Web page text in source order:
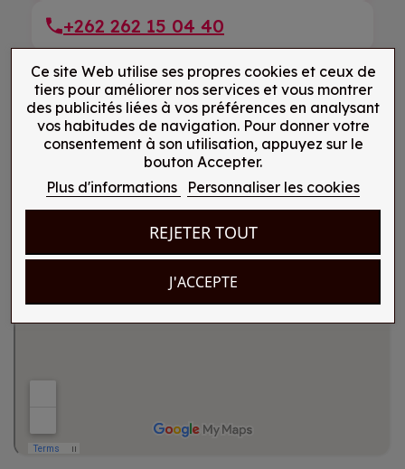
+262 262 15 04 40
Ce site Web utilise ses propres cookies et ceux de
tiers pour améliorer nos services et vous montrer
des publicités liées à vos préférences en analysant
vos habitudes de navigation. Pour donner votre
consentement à son utilisation, appuyez sur le
bouton Accepter.
Plus d'informations
Personnaliser les cookies
REJETER TOUT
J'ACCEPTE